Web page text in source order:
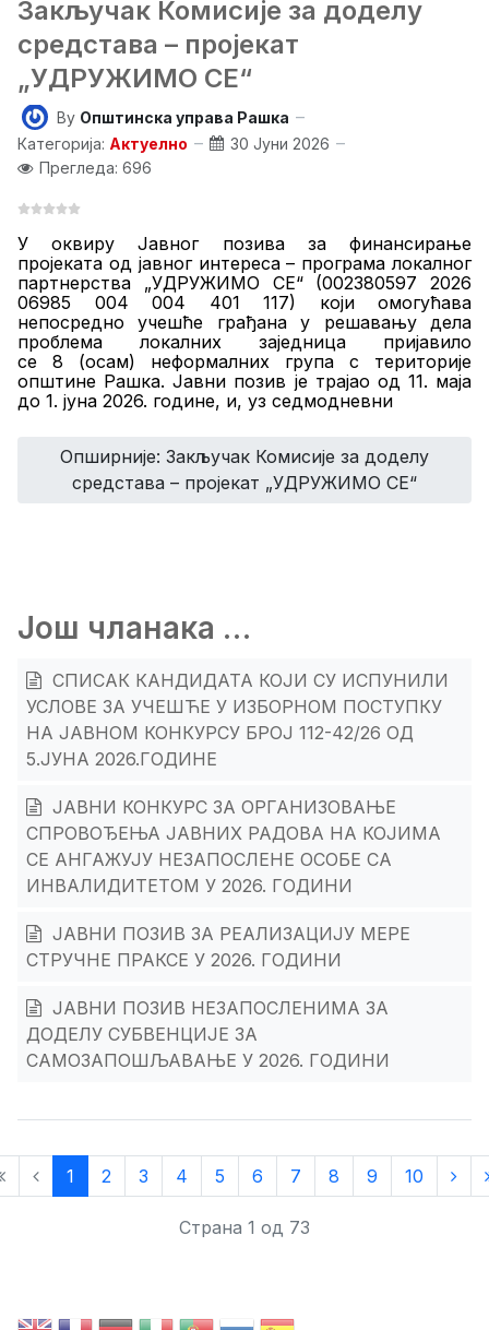
Закључак Комисије за доделу
средстава – пројекат
„УДРУЖИМО СЕ“
By Општинска управа Рашка
Категорија: Актуелно
30 Јуни 2026
Прегледа: 696
Уоквиру Јавног позива за финансирање
пројеката од јавног интереса – програма локалног
партнерства „УДРУЖИМО СЕ“ (002380597 2026
06985 004 004 401 117) који омогућава
непосредно учешће грађана у решавању дела
проблема локалних заједница пријавило
се 8 (осам) неформалних група с територије
општине Рашка. Јавни позив јетрајао од 11. маја
до 1. јуна 2026. године, и, уз седмодневни
Опширније: Закључак Комисије за доделу
средстава – пројекат „УДРУЖИМО СЕ“
Још чланака …
СПИСАК КАНДИДАТА КОЈИ СУ ИСПУНИЛИ
УСЛОВЕ ЗА УЧЕШЋЕ У ИЗБОРНОМ ПОСТУПКУ
НА ЈАВНОМ КОНКУРСУ БРОЈ 112-42/26 ОД
5.ЈУНА 2026.ГОДИНЕ
ЈАВНИ КОНКУРС ЗА ОРГАНИЗОВАЊЕ
СПРОВОЂЕЊА ЈАВНИХ РАДОВА НА КОЈИМА
СЕ АНГАЖУЈУ НЕЗАПОСЛЕНЕ ОСОБЕ СА
ИНВАЛИДИТЕТОМ У 2026. ГОДИНИ
ЈАВНИ ПОЗИВ ЗА РЕАЛИЗАЦИЈУ МЕРЕ
СТРУЧНЕ ПРАКСЕ У 2026. ГОДИНИ
ЈАВНИ ПОЗИВ НЕЗАПОСЛЕНИМА ЗА
ДОДЕЛУ СУБВЕНЦИЈЕ ЗА
САМОЗАПОШЉАВАЊЕ У 2026. ГОДИНИ
1 2 3 4 5 6 7 8 9 10
Страна 1 од 73